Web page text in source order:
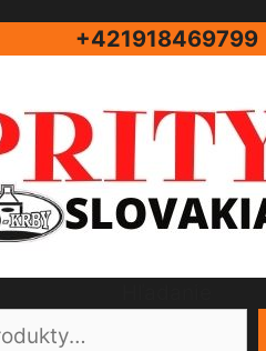
+421918469799